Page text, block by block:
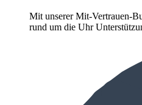
Mit unserer Mit-Vertrauen-
rund um die Uhr